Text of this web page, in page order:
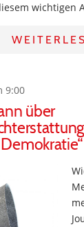
wichtigen
9:00
über